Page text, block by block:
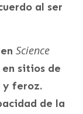
al ser
Science
sitios de
y feroz.
de la